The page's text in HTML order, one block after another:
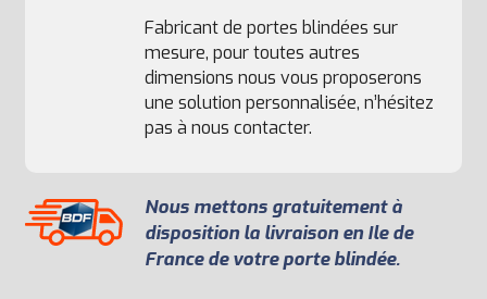
Fabricant de portes blindées sur
mesure, pour toutes autres
dimensions nous vous proposerons
une solution personnalisée, n’hésitez
pas à nous contacter.
Nous mettons gratuitement à
disposition la livraison en Ile de
France de votre porte blindée.